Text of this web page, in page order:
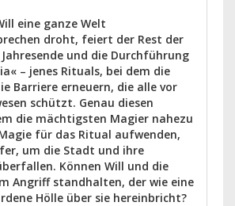
eine ganze Welt
droht, feiert der Rest der
und die Durchführung
– jenes Rituals, bei dem die
Barriere erneuern, die alle vor
schützt. Genau diesen
die mächtigsten Magier nahezu
für das Ritual aufwenden,
um die Stadt und ihre
Können Will und die
Angriff standhalten, der wie eine
Hölle über sie hereinbricht?